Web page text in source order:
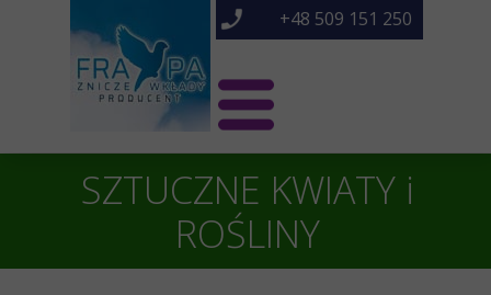
+48 509 151 250
Znicze NOWOŚCI
SZTUCZNE KWIATY i
ROŚLINY